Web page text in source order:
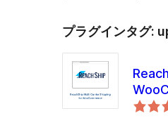
プラグインタグ:
Multi-